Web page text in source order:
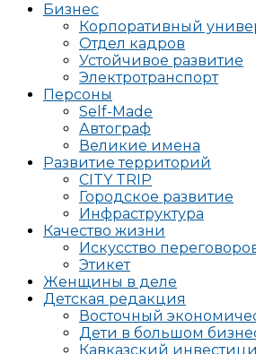
Бизнес
Корпоративный
Отдел кадров
Устойчивое развитие
Электротранспорт
Персоны
Self-Made
Автограф
Великие имена
Развитие территорий
CITY TRIP
Городское развитие
Инфраструктура
Качество жизни
Искусство
Этикет
Женщины в деле
Детская редакция
Восточный
Дети в большом
Кавказский